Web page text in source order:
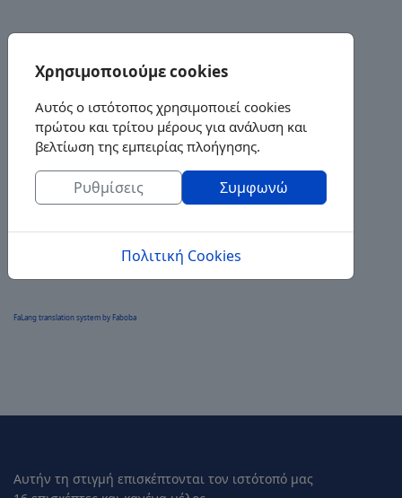
FaLang translation system by Faboba
Αυτήν τη στιγμή επισκέπτονται τον ιστότοπό μας
Χρησιμοποιούμε cookies
Αυτός ο ιστότοπος χρησιμοποιεί cookies
πρώτου και τρίτου μέρους για ανάλυση και
βελτίωση της εμπειρίας πλοήγησης.
Ρυθμίσεις Συμφωνώ
Πολιτική Cookies